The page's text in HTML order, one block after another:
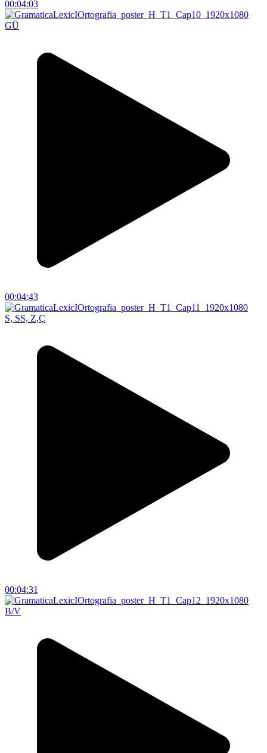
00:04:03
GÜ
00:04:43
S, SS, Z,Ç
00:04:31
B/V